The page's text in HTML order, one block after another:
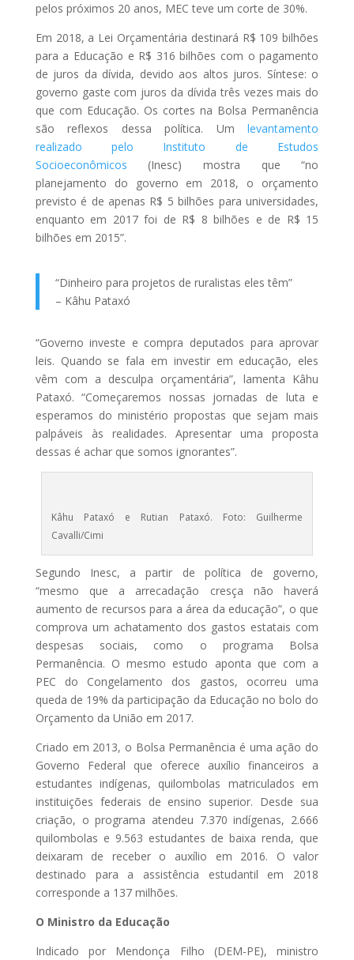
pelos próximos 20 anos, MEC teve um corte de 30%.
Em 2018, a Lei Orçamentária destinará R$ 109 bilhões
para a Educação e R$ 316 bilhões com o pagamento
de juros da dívida, devido aos altos juros. Síntese: o
governo gaste com juros da dívida três vezes mais do
que com Educação. Os cortes na Bolsa Permanência
são reflexos dessa política. Umlevantamento
realizado pelo Instituto de Estudos
Socioeconômicos (Inesc) mostra que “no
planejamento do governo em 2018, o orçamento
previsto é de apenas R$ 5 bilhões para universidades,
enquanto em 2017 foi de R$ 8 bilhões e de R$ 15
bilhões em 2015”.
“Dinheiro para projetos de ruralistas eles têm”
– Kâhu Pataxó
“Governo investe e compra deputados para aprovar
leis. Quando se fala em investir em educação, eles
vêm com a desculpa orçamentária”, lamenta Kâhu
Pataxó. “Começaremos nossas jornadas de luta e
esperamos do ministério propostas que sejam mais
palpáveis às realidades. Apresentar uma proposta
dessas é achar que somos ignorantes”.
Kâhu Pataxó e Rutian Pataxó. Foto: Guilherme
Cavalli/Cimi
Segundo Inesc, a partir de política de governo,
“mesmo que a arrecadação cresça não haverá
aumento de recursos para a área da educação”, o que
comprova um achatamento dos gastos estatais com
despesas sociais, como o programa Bolsa
Permanência. O mesmo estudo aponta que com a
PEC do Congelamento dos gastos, ocorreu uma
queda de 19% da participação da Educação no bolo do
Orçamento da União em 2017.
Criado em 2013, o Bolsa Permanência é uma ação do
Governo Federal que oferece auxílio financeiros a
estudantes indígenas, quilombolas matriculados em
instituições federais de ensino superior. Desde sua
criação, o programa atendeu 7.370 indígenas, 2.666
quilombolas e 9.563 estudantes de baixa renda, que
deixaram de receber o auxílio em 2016. O valor
destinado para a assistência estudantil em 2018
corresponde a 137 milhões.
O Ministro da Educação
Indicado por Mendonça Filho (DEM-PE), ministro